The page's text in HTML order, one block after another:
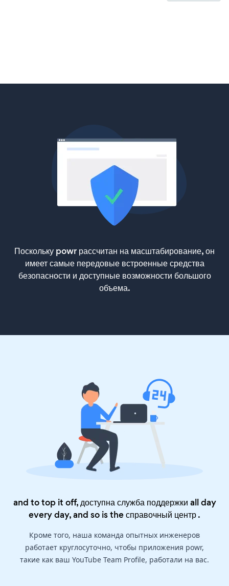
Поскольку powr рассчитан на масштабирование, он
имеет самые передовые встроенные средства
безопасности и доступные возможности большого
объема.
and to top it off, доступна служба поддержки all day
every day, and so is theсправочный центр.
Кроме того, наша команда опытных инженеров
работает круглосуточно, чтобы приложения powr,
такие как ваш YouTube Team Profile, работали на вас.